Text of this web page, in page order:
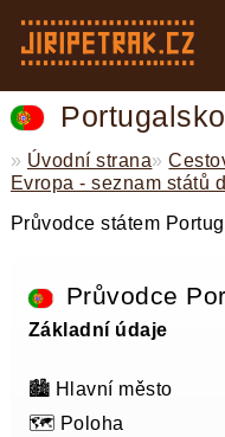
Portugalsko
» Úvodní strana»
Evropa - seznam států
Průvodce státem
Průvodce
Základní údaje
🏙️ Hlavní město
🗺️ Poloha